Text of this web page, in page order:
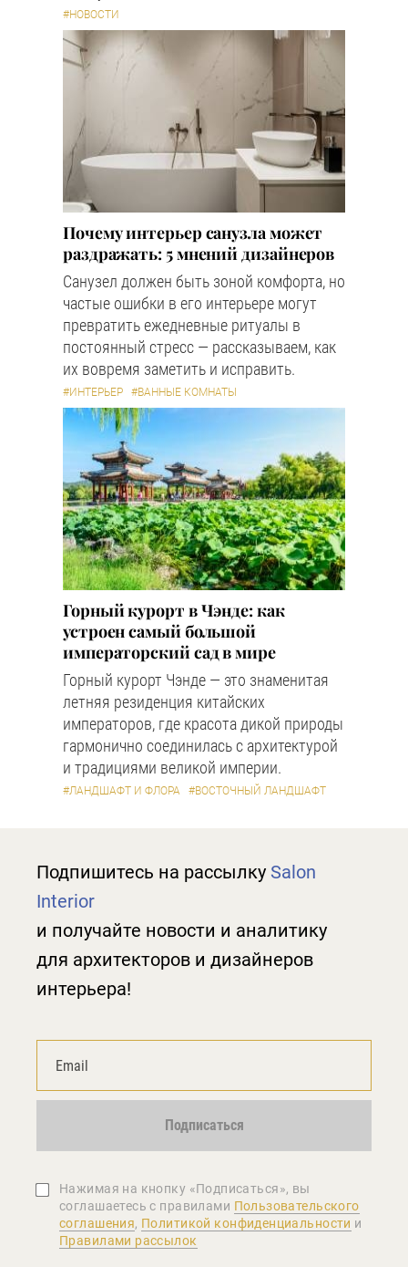
#НОВОСТИ
Почему интерьер санузла может
раздражать: 5 мнений дизайнеров
Санузел должен быть зоной комфорта, но
частые ошибки в его интерьере могут
превратить ежедневные ритуалы в
постоянный стресс — рассказываем, как
их вовремя заметить и исправить.
#ИНТЕРЬЕР #ВАННЫЕ КОМНАТЫ
Горный курорт в Чэнде: как
устроен самый большой
императорский сад в мире
Горный курорт Чэнде — это знаменитая
летняя резиденция китайских
императоров, где красота дикой природы
гармонично соединилась с архитектурой
и традициями великой империи.
#ЛАНДШАФТ И ФЛОРА #ВОСТОЧНЫЙ ЛАНДШАФТ
Подпишитесь на рассылку Salon
Interior
и получайте новости и аналитику
для архитекторов и дизайнеров
интерьера!
Подписаться
Нажимая на кнопку «Подписаться», вы
соглашаетеcь с правилами Пользовательского
соглашения, Политикой конфиденциальности и
Правилами рассылок